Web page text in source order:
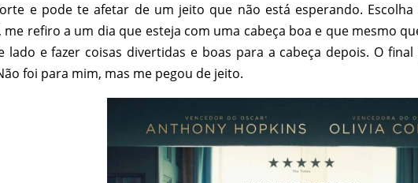
e pode te afetar de um jeito que não está esperando.
me refiro a um dia que esteja com uma cabeça boa e que mesmo
lado e fazer coisas divertidas e boas para a cabeça depois. O
foi para mim, mas me pegou de jeito.